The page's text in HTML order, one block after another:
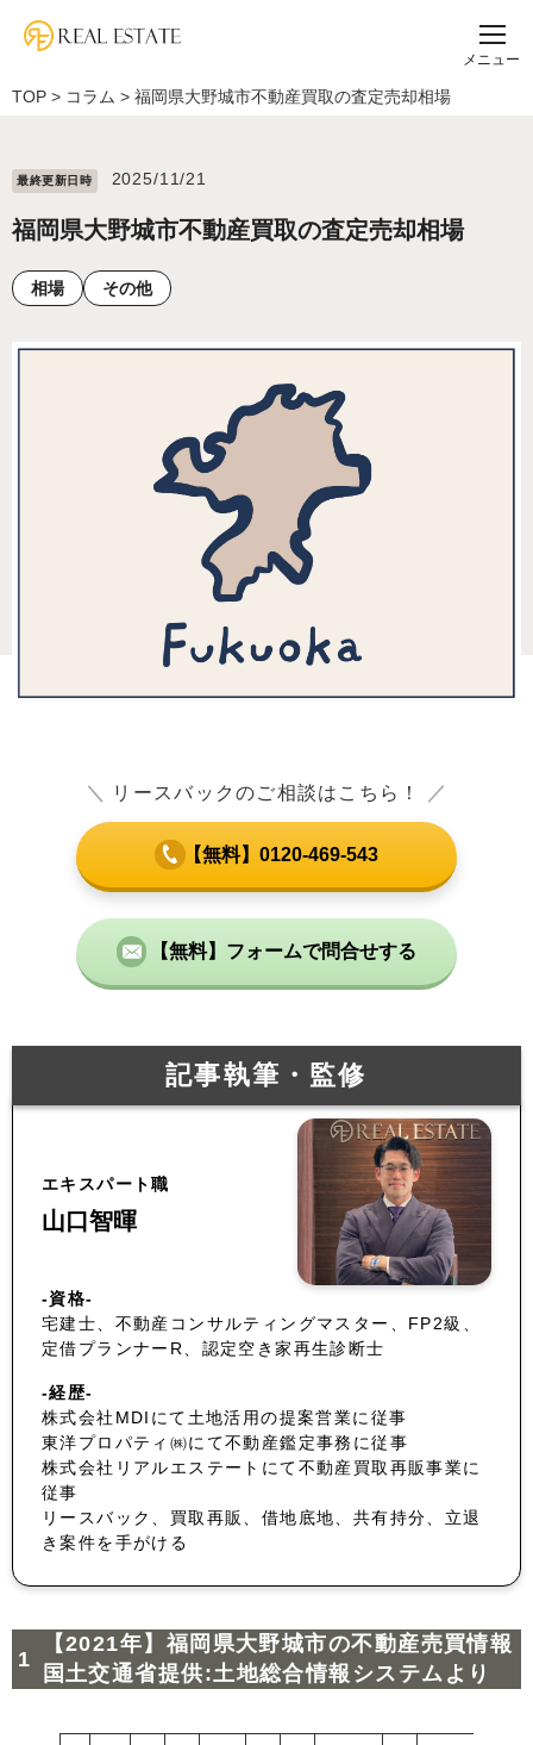
メニュー
TOP > コラム > 福岡県大野城市不動産買取の査定売却相場
最終更新⽇時 2025/11/21
福岡県大野城市不動産買取の査定売却相場
相場 その他
＼ リースバックのご相談はこちら！ ／
【無料】0120-469-543
【無料】フォームで問合せする
記事執筆・監修
エキスパート職
山口智暉
-資格-
宅建士、不動産コンサルティングマスター、FP2級、
定借プランナーR、認定空き家再生診断士
-経歴-
株式会社MDIにて土地活用の提案営業に従事
東洋プロパティ㈱にて不動産鑑定事務に従事
株式会社リアルエステートにて不動産買取再販事業に
従事
リースバック、買取再販、借地底地、共有持分、立退
き案件を手がける
【2021年】福岡県大野城市の不動産売買情報
国土交通省提供:土地総合情報システムより